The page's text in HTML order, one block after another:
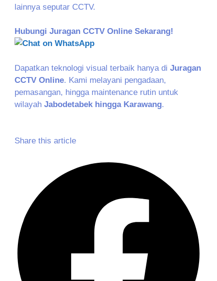
lainnya seputar CCTV.
Hubungi Juragan CCTV Online Sekarang!
Dapatkan teknologi visual terbaik hanya di Juragan
CCTV Online. Kami melayani pengadaan,
pemasangan, hingga maintenance rutin untuk
wilayah Jabodetabek hingga Karawang.
Share this article